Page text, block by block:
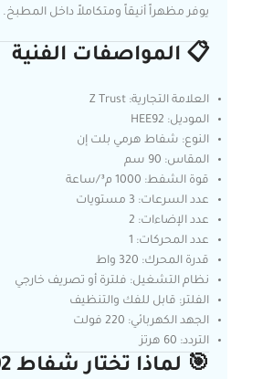
يوفر مظهراً أنيقاً ومتكاملاً داخل المطبخ.
📋 المواصفات الفنية
العلامة التجارية: Z Trust
الموديل: HEE92
النوع: شفاط هرمي بلت إن
المقاس: 90 سم
قوة الشفط: 1000 م³/ساعة
عدد السرعات: 3 مستويات
عدد الإضاءات: 2
عدد المحركات: 1
قدرة المحرك: 320 واط
نظام التشغيل: فلترة أو تصريف خارجي
الفلتر: قابل للفك والتنظيف
الجهد الكهربائي: 220 فولت
التردد: 60 هرتز
🎯 لماذا تختار شفاط Z Trust HEE92؟